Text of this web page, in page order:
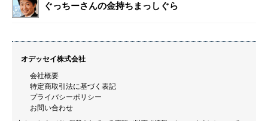
ぐっちーさんの金持ちまっしぐら
オデッセイ株式会社
会社概要
特定商取引法に基づく表記
プライバシーポリシー
お問い合わせ